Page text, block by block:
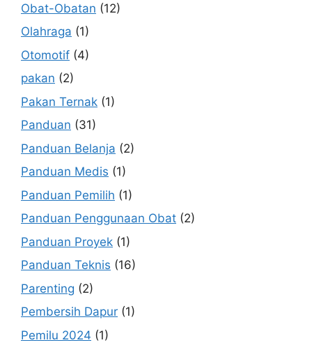
Obat-Obatan (12)
Olahraga (1)
Otomotif (4)
pakan (2)
Pakan Ternak (1)
Panduan (31)
Panduan Belanja (2)
Panduan Medis (1)
Panduan Pemilih (1)
Panduan Penggunaan Obat (2)
Panduan Proyek (1)
Panduan Teknis (16)
Parenting (2)
Pembersih Dapur (1)
Pemilu 2024 (1)